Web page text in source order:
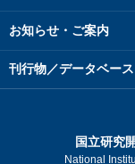
お知らせ・ご案内
刊行物／データベース
国立研究
National